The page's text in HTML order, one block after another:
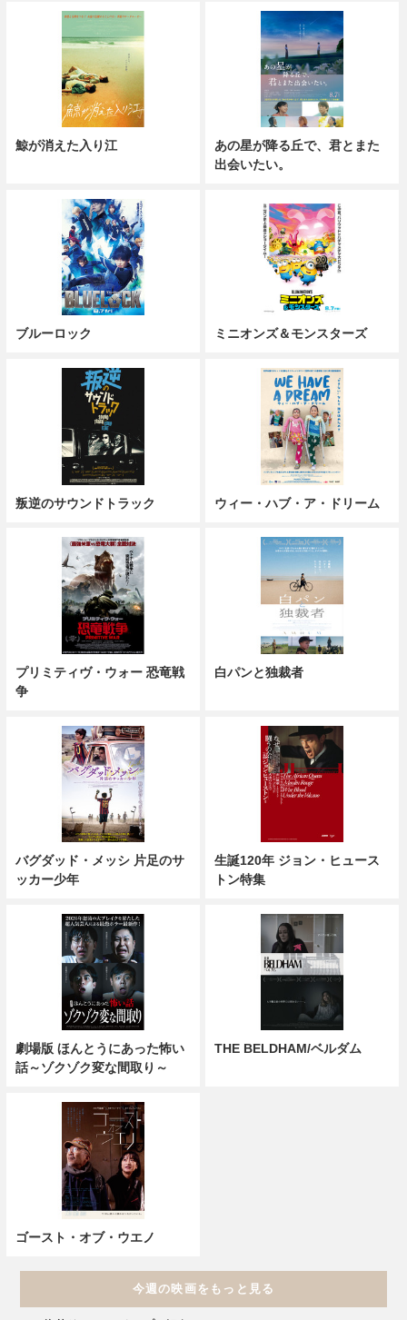
鯨が消えた入り江
あの星が降る丘で、君とまた
出会いたい。
ブルーロック ミニオンズ＆モンスターズ
叛逆のサウンドトラック ウィー・ハブ・ア・ドリーム
プリミティヴ・ウォー 恐竜戦
争
白パンと独裁者
バグダッド・メッシ 片足のサ
ッカー少年
生誕120年 ジョン・ヒュース
トン特集
劇場版 ほんとうにあった怖い
話～ゾクゾク変な間取り～
THE BELDHAM/ベルダム
ゴースト・オブ・ウエノ
今週の映画をもっと見る